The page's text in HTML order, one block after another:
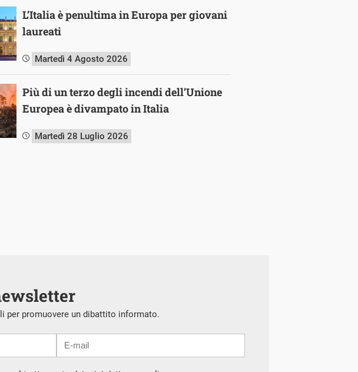
L’Italia è penultima in Europa per giovani
laureati
Martedì 4 Agosto 2026
Più di un terzo degli incendi dell’Unione
Europea è divampato in Italia
Martedì 28 Luglio 2026
per promuovere un dibattito informato.